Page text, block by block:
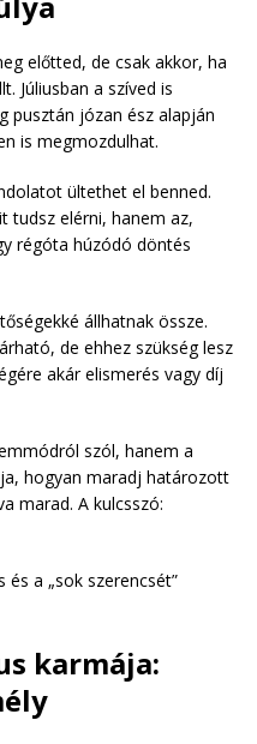
előtted, de csak akkor, ha
Júliusban a szíved is
pusztán józan ész alapján
is megmozdulhat.
ültethet el benned.
tudsz elérni, hanem az,
régóta húzódó döntés
állhatnak össze.
de ehhez szükség lesz
akár elismerés vagy díj
szól, hanem a
hogyan maradj határozott
marad. A kulcsszó:
és a „sok szerencsét”
karmája: